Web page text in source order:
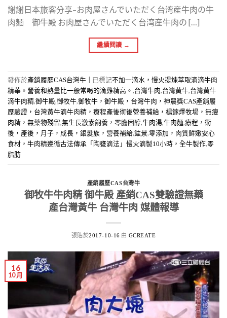
謝謝日本旅客分享–お肉屋さんでいただく台湾産牛肉の牛
肉麺 御牛殿 お肉屋さんでいただく台湾産牛肉の […]
繼續閱讀 →
發佈於產銷履歷CAS台灣牛 已標記不加一滴水，慢火提煉萃取滴滴牛肉
精華。營養和熱量比一般常喝的滴雞精高。 ,台灣牛肉,台灣黃牛,台灣黃牛
滴牛肉精,御牛殿,御牧牛,御牧牛，御牛殿，台灣牛肉，神農獎CAS產銷履
歷驗證，台灣黃牛滴牛肉精，療程產後術後營養補給，楊鎵燡牧場，無瘦
肉精，無藥物殘留,無生長激素飼養，零膽固醇,牛肉湯,牛肉麵,療程，術
後，產後，月子，成長，銀髮族，營養補給,鈜景,零添加，肉質鮮嫩安心
食材，牛肉精遵循古法傳承「陶甕滴法」慢火滴製10小時，全牛製作,零
脂肪
產銷履歷CAS台灣牛
御牧牛牛肉精 御牛殿 產銷CAS雙驗證無藥
產台灣黃牛 台灣牛肉 媒體報導
張貼於2017-10-16 由 GCREATE
16
10 月